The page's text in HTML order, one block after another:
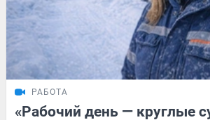
РАБОТА
«Рабочий день — круглые